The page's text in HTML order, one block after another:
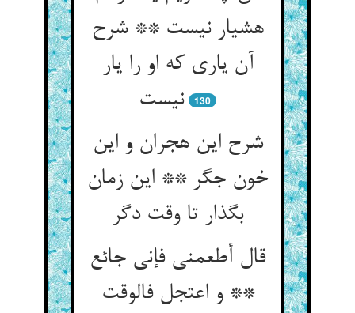
هشیار نیست ** شرح
آن یاری که او را یار
130
شرح این هجران و این
خون جگر ** این زمان
بگذار تا وقت دگر
قال أطعمنی فإنی جائع
** و اعتجل فالوقت